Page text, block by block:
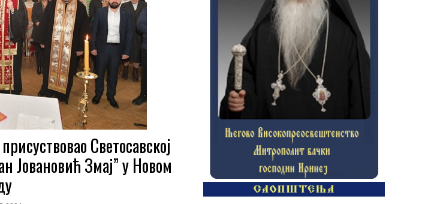
Светосавској
Јовановић Змај” у Новом